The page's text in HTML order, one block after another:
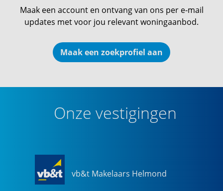
Maak een account en ontvang van ons per e-mail
updates met voor jou relevant woningaanbod.
Maak een zoekprofiel aan
Onze vestigingen
vb&t Makelaars Helmond